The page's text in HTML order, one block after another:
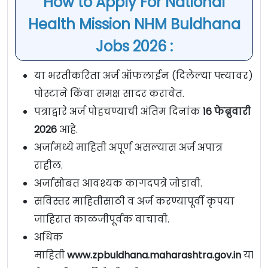
Health Mission NHM Buldhana
Jobs 2026 :
या भरतीकरिता अर्ज ऑफलाईन (दिलेल्या पत्त्यावर)
पोस्टाने किंवा समक्ष सादर करावेत.
पत्राद्वारे अर्ज पोहचण्याची अंतिम दिनांक16 फेब्रुवारी
2026 आहे.
अर्जामध्ये माहिती अपूर्ण असल्यास अर्ज अपात्र
राहील.
अर्जासोबत आवश्यक कागदपत्रे जोडावी.
सविस्तर माहितीसाठी व अर्ज करण्यापूर्वी कृपया
जाहिरात काळजीपूर्वक वाचावी.
अधिक
माहितीwww.zpbuldhana.maharashtra.gov.inया